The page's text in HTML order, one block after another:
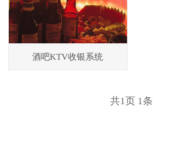
酒吧KTV收银系统
共1 页 1条